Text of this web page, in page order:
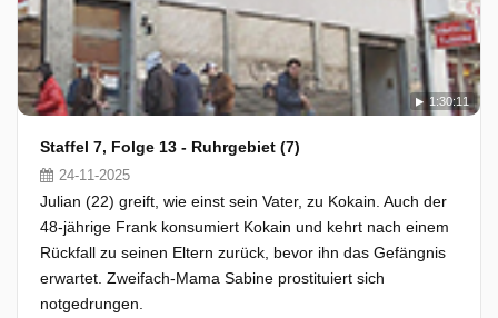
1:30:11
Staffel 7, Folge 13 - Ruhrgebiet (7)
24-11-2025
Julian (22) greift, wie einst sein Vater, zu Kokain. Auch der
48-jährige Frank konsumiert Kokain und kehrt nach einem
Rückfall zu seinen Eltern zurück, bevor ihn das Gefängnis
erwartet. Zweifach-Mama Sabine prostituiert sich
notgedrungen.